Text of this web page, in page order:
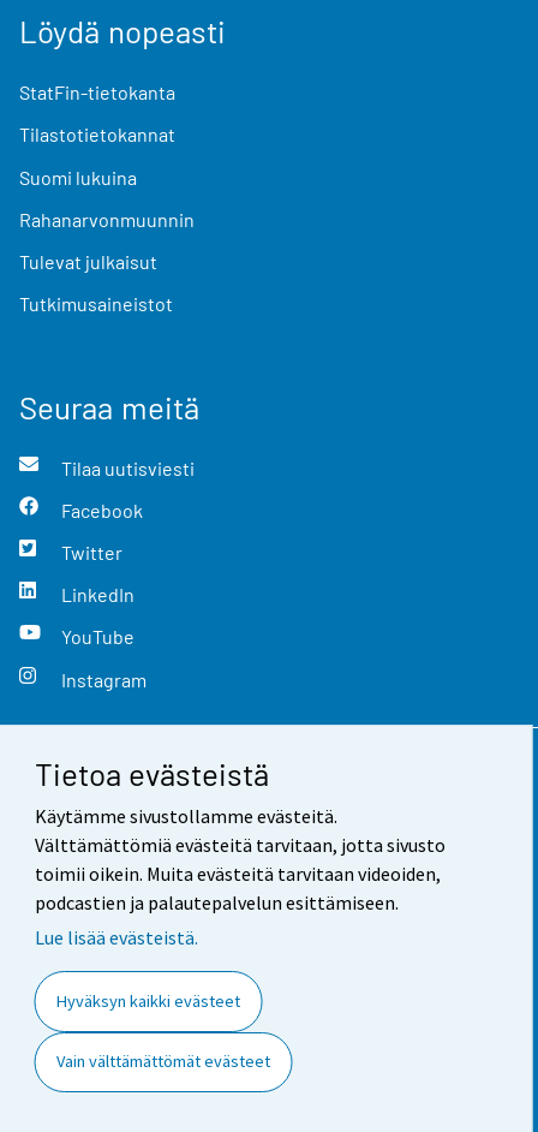
Tietoa evästeistä
Käytämme sivustollamme evästeitä.
Välttämättömiä evästeitä tarvitaan, jotta sivusto
toimii oikein. Muita evästeitä tarvitaan videoiden,
podcastien ja palautepalvelun esittämiseen.
Lue lisää evästeistä.
Hyväksyn kaikki evästeet
Vain välttämättömät evästeet
Löydä nopeasti
StatFin-tietokanta
Tilastotietokannat
Suomi lukuina
Rahanarvonmuunnin
Tulevat julkaisut
Tutkimusaineistot
Seuraa meitä
Tilaa uutisviesti
Facebook
Twitter
LinkedIn
YouTube
Instagram
Yhteystiedot
Palaute
Käyttöehdot
Saavutettavuus
Tietoa sivustosta
Evästeasetukset